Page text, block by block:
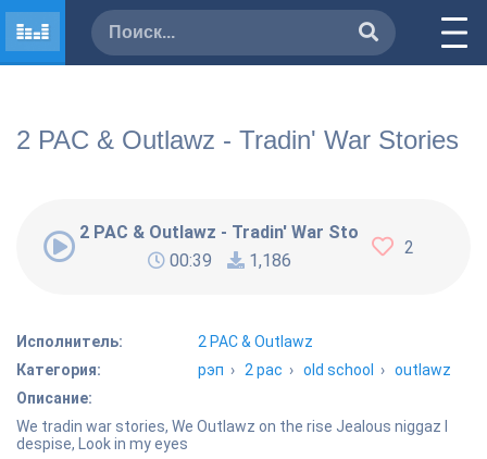
2 PAC & Outlawz - Tradin' War Stories
2 PAC & Outlawz - Tradin' War Stories
00:39
1,186
2
Исполнитель:
2 PAC & Outlawz
Категория:
рэп › 2 pac ›old school ›outlawz
Описание:
We tradin war stories, We Outlawz on the rise Jealous niggaz I
despise, Look in my eyes